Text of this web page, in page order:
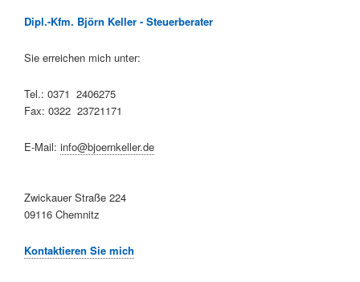
Dipl.-Kfm. Björn Keller - Steuerberater
Sie erreichen mich unter:
Tel.: 0371 2406275
Fax: 0322 23721171
E-Mail: info@bjoernkeller.de
Zwickauer Straße 224
09116 Chemnitz
Kontaktieren Sie mich